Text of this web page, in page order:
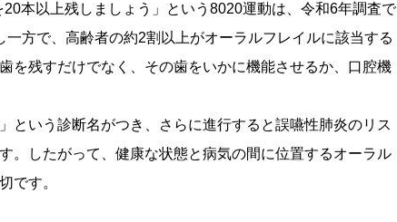
本以上残しましょう」という8020運動は、令和6年調査で
方で、高齢者の約2割以上がオーラルフレイルに該当する
を残すだけでなく、その歯をいかに機能させるか、口腔機
という診断名がつき、さらに進行すると誤嚥性肺炎のリス
。したがって、健康な状態と病気の間に位置するオーラル
です。